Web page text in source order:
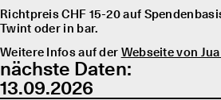
Richtpreis CHF 15-20 auf
Twint oder in bar.
Weitere Infos auf der Webseite von
nächste Daten:
13.09.2026